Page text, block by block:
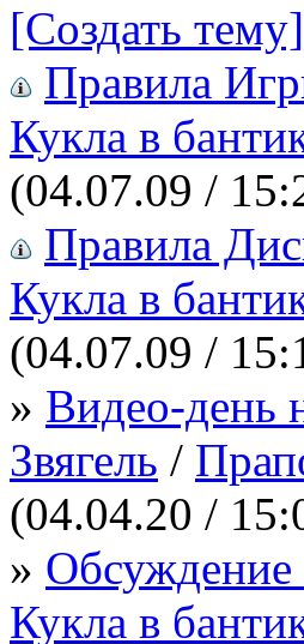
[Создать тему]
Правила
Кукла в
(04.07.09 /
Правила
Кукла в
(04.07.09 /
» Видео-день
Звягель /
(04.04.20 /
» Обсуждение
Кукла в